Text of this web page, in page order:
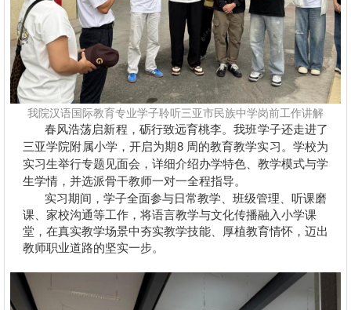
我院汉语国际教育专业学子聆听三亚市民族中学岗前工作讲解
春风浩荡启新程，砺行致远育桃李。我班学子还走进了
三亚学院附属小学，开启为期8 周的教育教学实习。学校为
实习生举行专题见面会，详细介绍办学特色、教学模式与学
生学情，并选派骨干教师一对一全程指导。
实习期间，学子全面参与日常教学、班级管理、听课磨
课、家校沟通等工作，将语言教学与文化传播融入小学课
堂，在真实教学场景中夯实教学技能、厚植教育情怀，迈出
教师职业道路的坚实一步。